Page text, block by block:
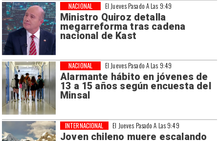
El Jueves Pasado A Las 9:49
Ministro Quiroz detalla
megarreforma tras cadena
nacional de Kast
NACIONAL
El Jueves Pasado A Las 9:49
Alarmante hábito en jóvenes de
13 a 15 años según encuesta del
Minsal
NACIONAL
El Jueves Pasado A Las 9:49
Joven chileno muere escalando
INTERNACIONAL